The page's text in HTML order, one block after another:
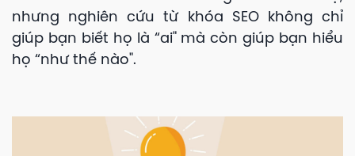
nhưng nghiên cứu từ khóa SEO không chỉ
giúp bạn biết họ là “ai" mà còn giúp bạn hiểu
họ “như thế nào".